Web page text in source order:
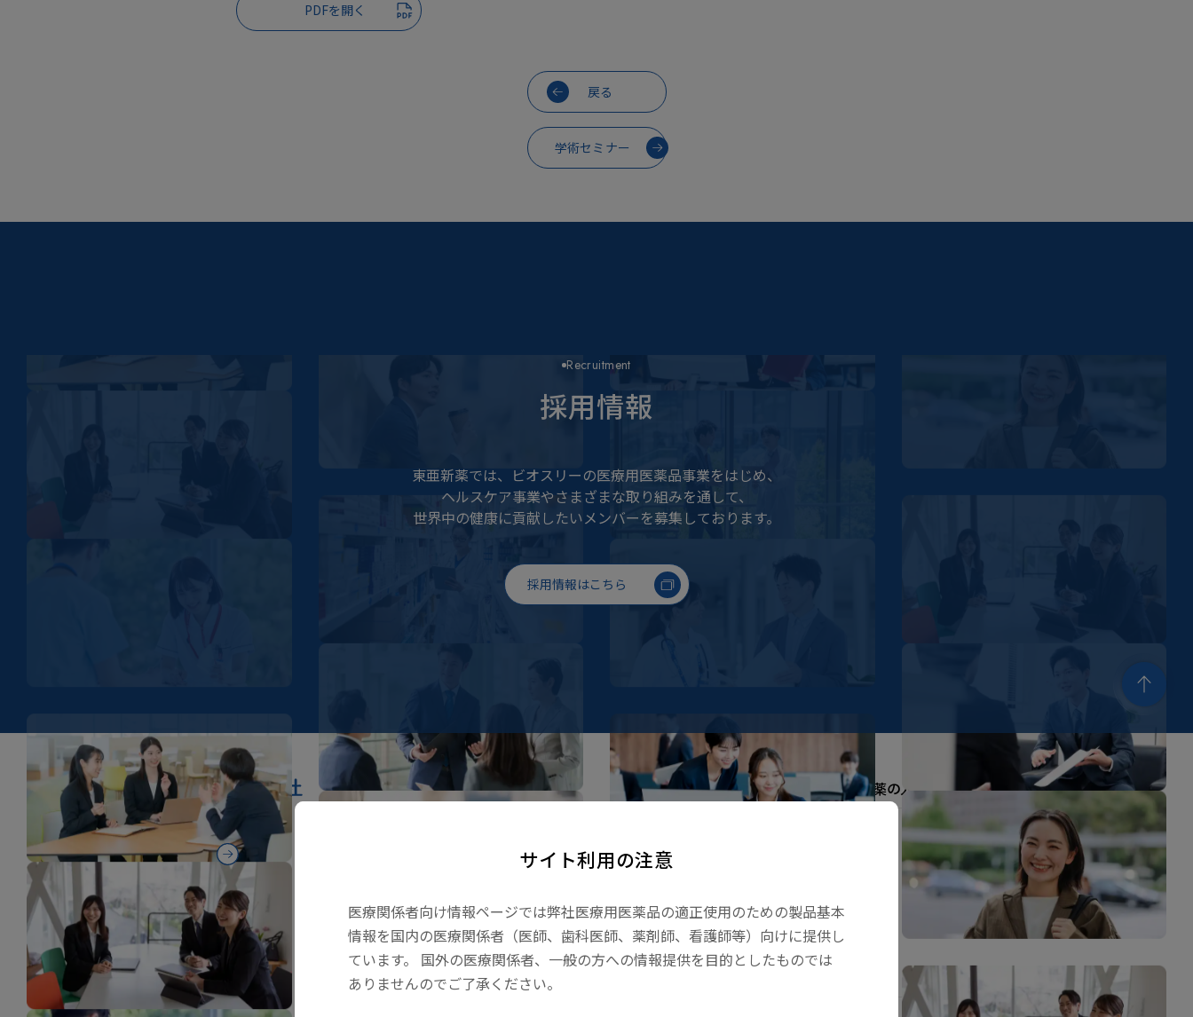
サイト利用の注意
医療関係者向け情報ページでは弊社医療用医薬品の適正使用のための製品基本
情報を国内の医療関係者（医師、歯科医師、薬剤師、看護師等）向けに提供し
ています。 国外の医療関係者、一般の方への情報提供を目的としたものでは
ありませんのでご了承ください。
PDFを開く
戻る
学術セミナー
Recruitment
採用情報
東亜新薬では、ビオスリーの医療用医薬品事業をはじめ、
ヘルスケア事業やさまざまな取り組みを通して、
世界中の健康に貢献したいメンバーを募集しております。
採用情報はこちら
医療関係者の方へ
東亜新薬株式会社
〒160-0023
東京都新宿区西新宿3-2-11
新宿三井ビル２号館
Google Maps
事業内容
ヘルスケア事業
東亜新薬の歩み
ビオスリーとは
東亜新薬の人 企業情報
企業情報
東亜新薬の存在意義
代表メッセージ
会社概要
健康への取り組み
腸内環境を学ぶ